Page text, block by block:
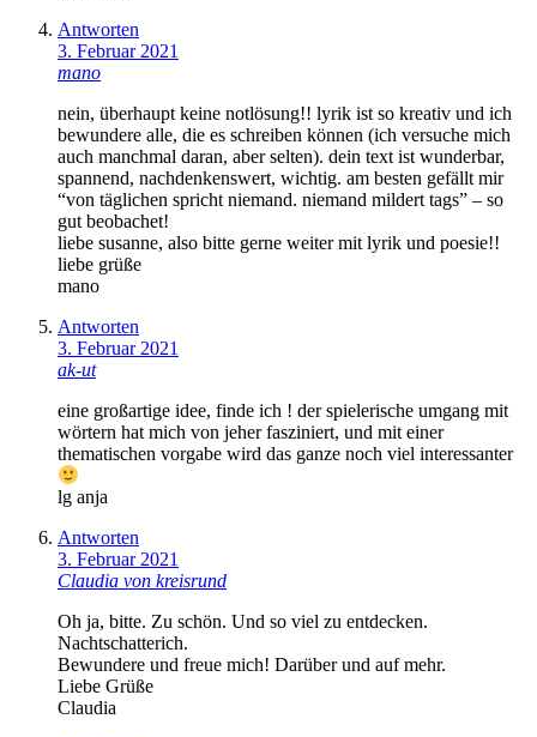
Antworten
3. Februar 2021
mano
nein, überhaupt keine notlösung!! lyrik ist so kreativ und ich
bewundere alle, die es schreiben können (ich versuche mich
auch manchmal daran, aber selten). dein text ist wunderbar,
spannend, nachdenkenswert, wichtig. am besten gefällt mir
“von täglichen spricht niemand. niemand mildert tags” – so
gut beobachet!
liebe susanne, also bitte gerne weiter mit lyrik und poesie!!
liebe grüße
mano
Antworten
3. Februar 2021
ak-ut
eine großartige idee, finde ich ! der spielerische umgang mit
wörtern hat mich von jeher fasziniert, und mit einer
thematischen vorgabe wird das ganze noch viel interessanter
lg anja
Antworten
3. Februar 2021
Claudia von kreisrund
Oh ja, bitte. Zu schön. Und so viel zu entdecken.
Nachtschatterich.
Bewundere und freue mich! Darüber und auf mehr.
Liebe Grüße
Claudia